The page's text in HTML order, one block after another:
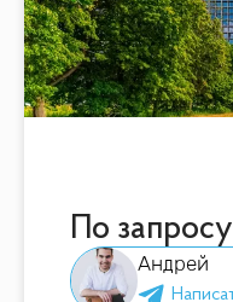
По запросу
Андрей